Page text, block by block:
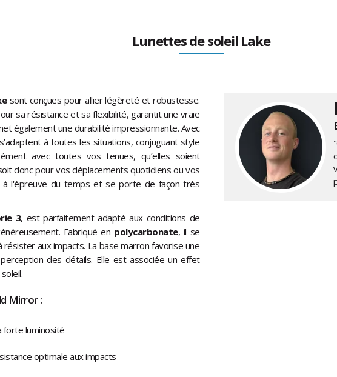
Lunettes de soleil Lake
sont conçues pour allier légèreté et robustesse.
sa résistance et sa flexibilité, garantit une vraie
également une durabilité impressionnante. Avec
à toutes les situations, conjuguant style
avec toutes vos tenues, qu’elles soient
donc pour vos déplacements quotidiens ou vos
l'épreuve du temps et se porte de façon très
3, est parfaitement adapté aux conditions de
Fabriqué en polycarbonate, il se
aux impacts. La base marron favorise une
des détails. Elle est associée un effet
Mirror :
forte luminosité
optimale aux impacts